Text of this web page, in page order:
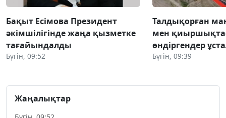
Бақыт Есімова Президент
әкімшілігінде жаңа қызметке
тағайындалды
Бүгін, 09:52
Талдықорған
мен
өндіргендер
Бүгін, 09:39
Жаңалықтар